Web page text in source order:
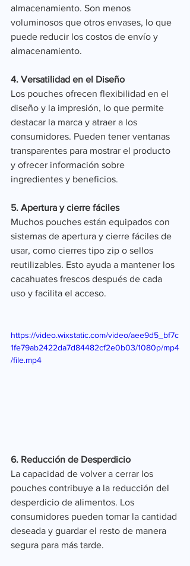
almacenamiento. Son menos
voluminosos que otros envases, lo que
puede reducir los costos de envío y
almacenamiento.
4. Versatilidad en el Diseño
Los pouches ofrecen flexibilidad en el
diseño y la impresión, lo que permite
destacar la marca y atraer a los
consumidores. Pueden tener ventanas
transparentes para mostrar el producto
y ofrecer información sobre
ingredientes y beneficios.
5. Apertura y cierre fáciles
Muchos pouches están equipados con
sistemas de apertura y cierre fáciles de
usar, como cierres tipo zip o sellos
reutilizables. Esto ayuda a mantener los
cacahuates frescos después de cada
uso y facilita el acceso.
https://video.wixstatic.com/video/aee9d5_bf7c
1fe79ab2422da7d84482cf2e0b03/1080p/mp4
/file.mp4
6. Reducción de Desperdicio
La capacidad de volver a cerrar los
pouches contribuye a la reducción del
desperdicio de alimentos. Los
consumidores pueden tomar la cantidad
deseada y guardar el resto de manera
segura para más tarde.